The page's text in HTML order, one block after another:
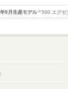
9月生産モデル 500 エグゼ